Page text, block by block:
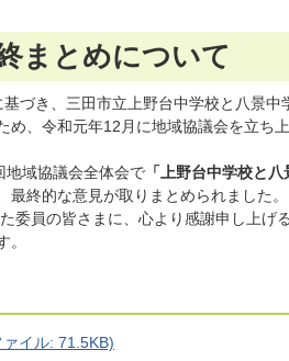
まとめについて
づき、三田市立上野台中学校と八景中
め、令和元年12月に地域協議会を立ち
地域協議会全体会で 「上野台中学校と
最終的な意見が取りまとめられました。
委員の皆さまに、心より感謝申し上げ
イル: 71.5KB)